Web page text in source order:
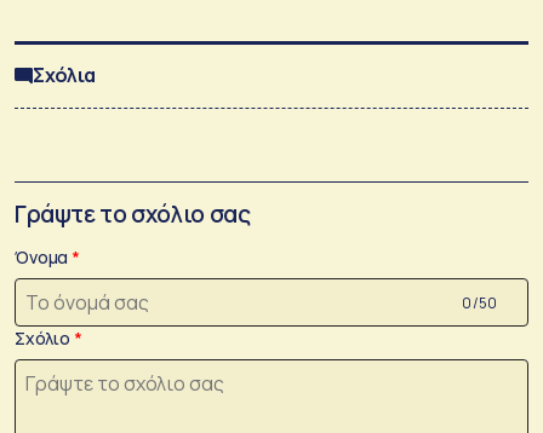
Σχόλια
Γράψτε το σχόλιο σας
Όνομα
0 /50
Σχόλιο